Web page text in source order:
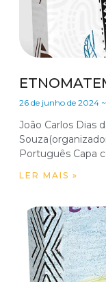
26 de junho de 2024
João Carlos Dias
LER MAIS »